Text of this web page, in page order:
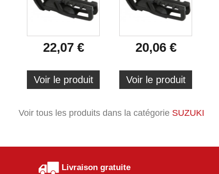
22,07 €
Voir le produit
20,06 €
Voir le produit
Voir tous les produits dans la catégorie SUZUKI
Livraison gratuite